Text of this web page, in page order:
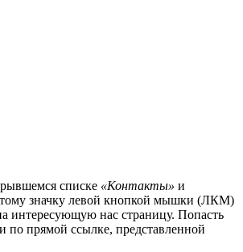
списке «Контакты» и
значку левой кнопкой мышки (ЛКМ)
интересующую нас страницу. Попасть
по прямой ссылке, представленной